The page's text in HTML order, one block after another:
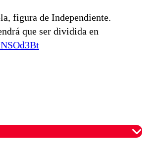
figura de Independiente.
que ser dividida en